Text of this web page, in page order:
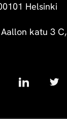
Helsinki
katu 3 C,